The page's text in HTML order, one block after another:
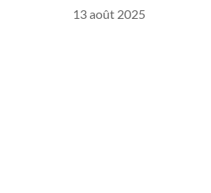
13 août 2025